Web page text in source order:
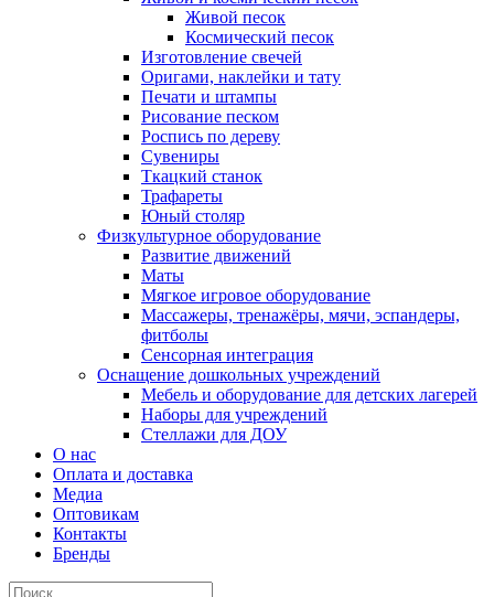
Живой песок
Космический песок
Изготовление свечей
Оригами, наклейки и тату
Печати и штампы
Рисование песком
Роспись по дереву
Сувениры
Ткацкий станок
Трафареты
Юный столяр
Физкультурное оборудование
Развитие движений
Маты
Мягкое игровое оборудование
Массажеры, тренажёры, мячи, эспандеры,
фитболы
Сенсорная интеграция
Оснащение дошкольных учреждений
Мебель и оборудование для детских лагерей
Наборы для учреждений
Стеллажи для ДОУ
О нас
Оплата и доставка
Медиа
Оптовикам
Контакты
Бренды